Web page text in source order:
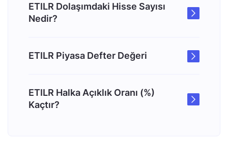
ETILR Dolaşımdaki Hisse Sayısı
Nedir?
ETILR Piyasa Defter Değeri
ETILR Halka Açıklık Oranı (%)
Kaçtır?